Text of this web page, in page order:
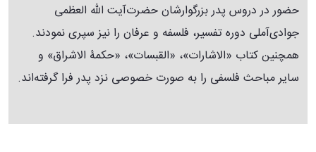
حضور در دروس پدر بزرگوارشان حضرت‌آیت‌ الله العظمی
جوادی‌آملی دوره تفسیر، فلسفه و عرفان را نیز سپری نمودند.
همچنین کتاب «الاشارات»، «القبسات»، «حکمۀ الاشراق» و
سایر مباحث فلسفی را به صورت خصوصی نزد پدر فرا گرفته‌اند.